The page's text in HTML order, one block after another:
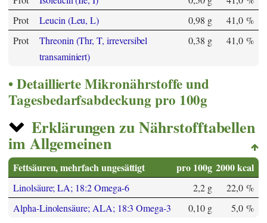
Prot
Leucin (Leu, L) 0,98 g
41,0 %
Prot
Threonin (Thr, T, irreversibel
transaminiert)
0,38 g 41,0 %
Detaillierte Mikronährstoffe und
Tagesbedarfsabdeckung pro 100g
Erklärungen zu Nährstofftabellen
im Allgemeinen
Fettsäuren, mehrfach ungesättigt pro 100g 2000 kcal
Linolsäure; LA; 18:2 Omega-6 2,2 g
22,0 %
Alpha-Linolensäure; ALA; 18:3 Omega-3
0,10 g 5,0 %